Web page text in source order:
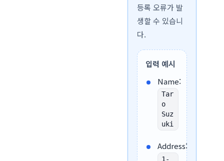
등록 오류가 발
생할 수 있습니
다.
입력 예시
Name:
Tar
o
Suz
uki
Address:
1-